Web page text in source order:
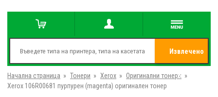
Извлечено
от
Начална страница » Тонери » Xerox » Оригинални тонери »
Xerox 106R00681 пурпурен (magenta) оригинален тонер